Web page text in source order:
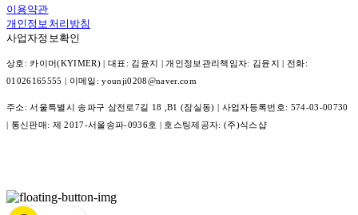
이용약관
개인정보처리방침
사업자정보확인
상호: 카이머(KYIMER) | 대표: 김윤지 | 개인정보관리책임자: 김윤지 | 전화:
01026165555 | 이메일: younji0208@naver.com
주소: 서울특별시 송파구 삼전로7길 18 ,B1 (잠실동) | 사업자등록번호: 574-03-00730
| 통신판매: 제 2017-서울송파-0936호 | 호스팅제공자: (주)식스샵